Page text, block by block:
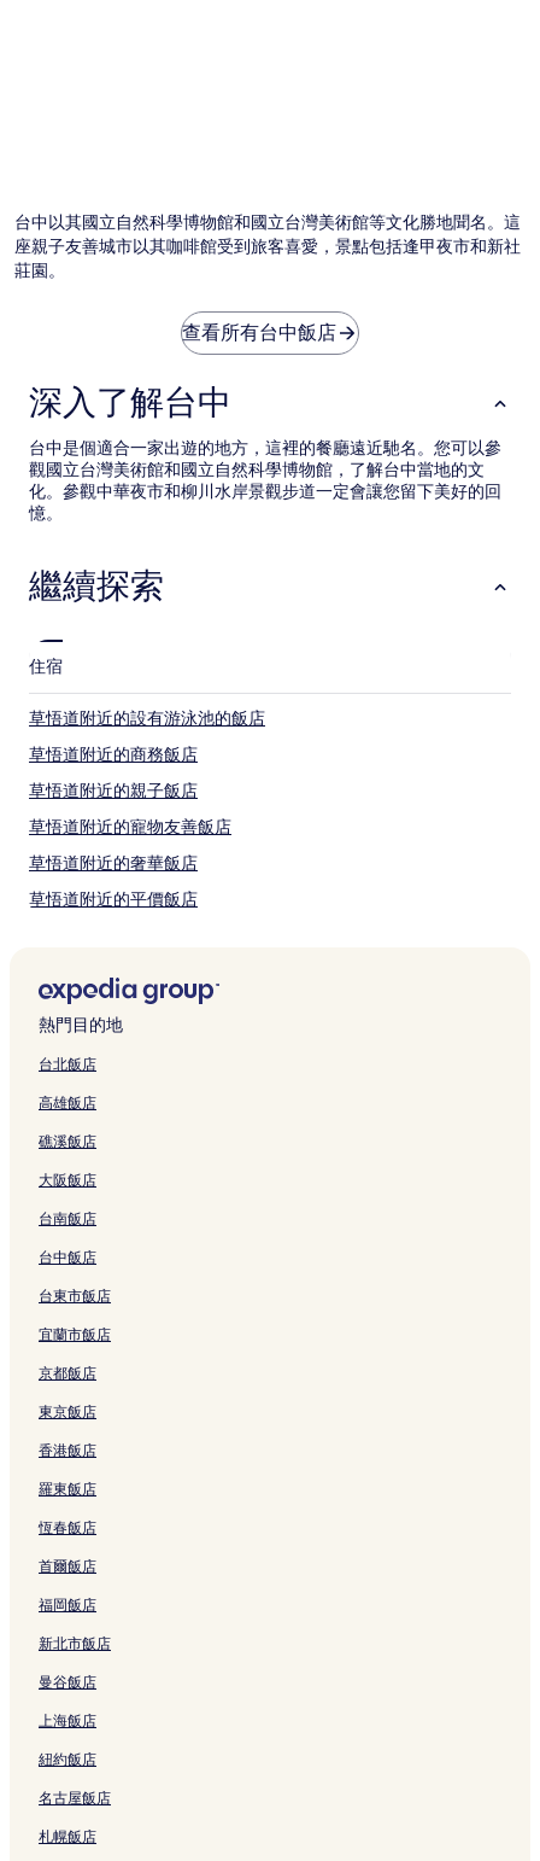
台中以其國立自然科學博物館和國立台灣美術館等文化勝地聞名。這
座親子友善城市以其咖啡館受到旅客喜愛，景點包括逢甲夜市和新社
莊園。
查看所有台中飯店
深入了解台中
台中是個適合一家出遊的地方，這裡的餐廳遠近馳名。您可以參
觀國立台灣美術館和國立自然科學博物館，了解台中當地的文
化。參觀中華夜市和柳川水岸景觀步道一定會讓您留下美好的回
憶。
繼續探索
住宿
草悟道附近的設有游泳池的飯店
草悟道附近的商務飯店
草悟道附近的親子飯店
草悟道附近的寵物友善飯店
草悟道附近的奢華飯店
草悟道附近的平價飯店
一中街夜市附近的平價飯店
台中的商務飯店
台中的性別友善飯店
台中的提供免費早餐的飯店
台中的奢華飯店
台中的溫泉飯店
台中的設有健身中心的飯店
台中的設有游泳池的飯店
台中的Spa 飯店
台中的設有停車場的飯店
台中的親子飯店
台中的寵物友善飯店
台中 5 星級飯店
台中 4 星級飯店
台中 3 星級飯店
草悟道的青年旅館
草悟道的旅館
熱門目的地
台北飯店
高雄飯店
礁溪飯店
大阪飯店
台南飯店
台中飯店
台東市飯店
宜蘭市飯店
京都飯店
東京飯店
香港飯店
羅東飯店
恆春飯店
首爾飯店
福岡飯店
新北市飯店
曼谷飯店
上海飯店
紐約飯店
名古屋飯店
札幌飯店